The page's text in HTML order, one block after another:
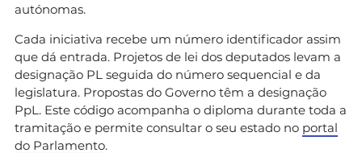
autónomas.
Cada iniciativa recebe um número identificador assim
que dá entrada. Projetos de lei dos deputados levam a
designação PL seguida do número sequencial e da
legislatura. Propostas do Governo têm a designação
PpL. Este código acompanha o diploma durante toda a
tramitação e permite consultar o seu estado no portal
do Parlamento.